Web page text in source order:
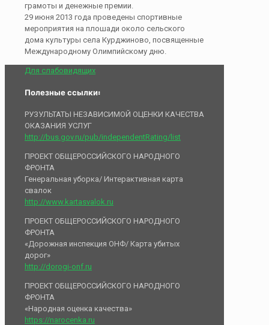
грамоты и денежные премии.
29 июня 2013 года проведены спортивные
мероприятия на плошади около сельского
дома культуры села Курджиново, посвященные
Международному Олимпийскому дню.
Для слабовидящих
Полезные ссылки:
РУЗУЛЬТАТЫ НЕЗАВИСИМОЙ ОЦЕНКИ КАЧЕСТВА
ОКАЗАНИЯ УСЛУГ
http://bus.gov.ru/pub/independentRating/list
ПРОЕКТ ОБЩЕРОССИЙСКОГО НАРОДНОГО
ФРОНТА
Генеральная уборка/ Интерактивная карта
свалок
http://www.kartasvalok.ru
ПРОЕКТ ОБЩЕРОССИЙСКОГО НАРОДНОГО
ФРОНТА
«Дорожная инспекция ОНФ/ Карта убитых
дорог»
http://dorogi-onf.ru
ПРОЕКТ ОБЩЕРОССИЙСКОГО НАРОДНОГО
ФРОНТА
«Народная оценка качества»
https://narocenka.ru